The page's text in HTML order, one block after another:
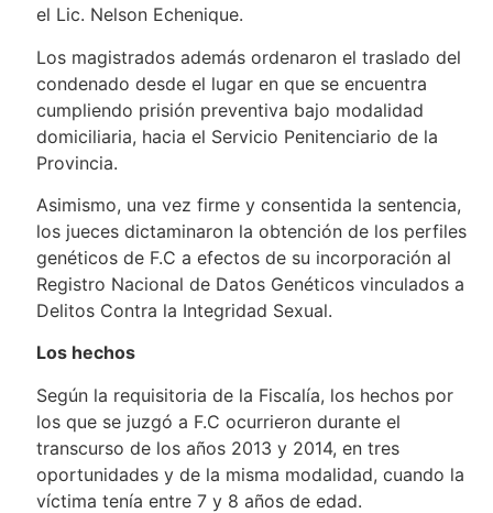
el Lic. Nelson Echenique.
Los magistrados además ordenaron el traslado del
condenado desde el lugar en que se encuentra
cumpliendo prisión preventiva bajo modalidad
domiciliaria, hacia el Servicio Penitenciario de la
Provincia.
Asimismo, una vez firme y consentida la sentencia,
los jueces dictaminaron la obtención de los perfiles
genéticos de F.C a efectos de su incorporación al
Registro Nacional de Datos Genéticos vinculados a
Delitos Contra la Integridad Sexual.
Los hechos
Según la requisitoria de la Fiscalía, los hechos por
los que se juzgó a F.C ocurrieron durante el
transcurso de los años 2013 y 2014, en tres
oportunidades y de la misma modalidad, cuando la
víctima tenía entre 7 y 8 años de edad.